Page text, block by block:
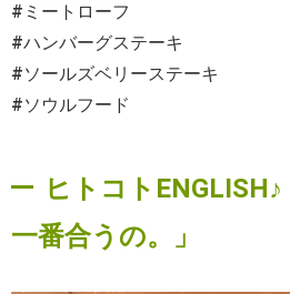
#ミートローフ
#ハンバーグステーキ
#ソールズベリーステーキ
#ソウルフード
ヒトコト
一番合うの。」